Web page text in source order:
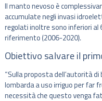
Il manto nevoso è
accumulate negli invasi
regolati inoltre sono inferiori al
riferimento (2006-2020).
Obiettivo salvare il
“Sulla proposta dell’autorità di
lombarda a uso irriguo per far
necessità che questo venga